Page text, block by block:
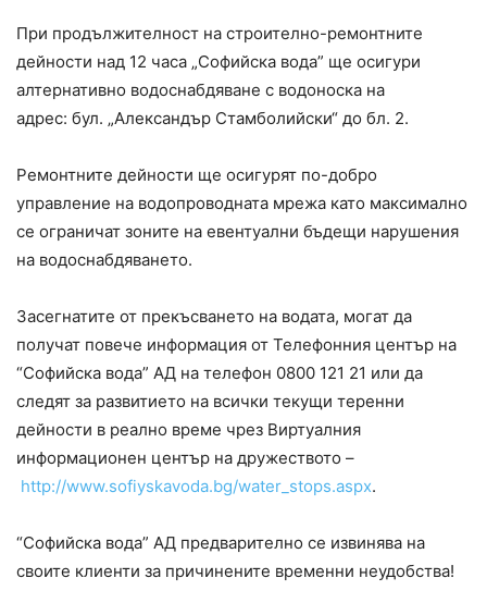
При продължителност на строително-ремонтните
дейности над 12 часа „Софийска вода” ще осигури
алтернативно водоснабдяване с водоноска на
адрес: бул. „Александър Стамболийски“ до бл. 2.
Ремонтните дейности ще осигурят по-добро
управление на водопроводната мрежа като максимално
се ограничат зоните на евентуални бъдещи нарушения
на водоснабдяването.
Засегнатите от прекъсването на водата, могат да
получат повече информация от Телефонния център на
“Софийска вода” АД на телефон 0800 121 21 или да
следят за развитието на всички текущи теренни
дейности в реално време чрез Виртуалния
информационен център на дружеството –
http://www.sofiyskavoda.bg/water_stops.aspx.
“Софийска вода” АД предварително се извинява на
своите клиенти за причинените временни неудобства!